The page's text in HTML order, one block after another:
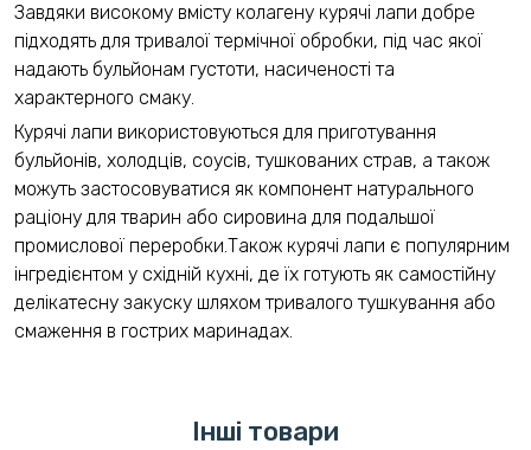
Завдяки високому вмісту колагену курячі лапи добре
підходять для тривалої термічної обробки, під час якої
надають бульйонам густоти, насиченості та
характерного смаку.
Курячі лапи використовуються для приготування
бульйонів, холодців, соусів, тушкованих страв, а також
можуть застосовуватися як компонент натурального
раціону для тварин або сировина для подальшої
промислової переробки.Також курячі лапи є популярним
інгредієнтом у східній кухні, де їх готують як самостійну
делікатесну закуску шляхом тривалого тушкування або
смаження в гострих маринадах.
Інші товари